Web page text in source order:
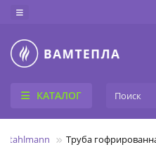
КАТАЛОГ
Stahlmann Труба